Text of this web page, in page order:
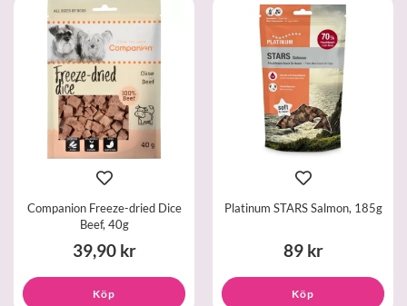
Companion Freeze-dried Dice
Beef, 40g
39,90 kr
Köp
Platinum STARS Salmon, 185g
89 kr
Köp